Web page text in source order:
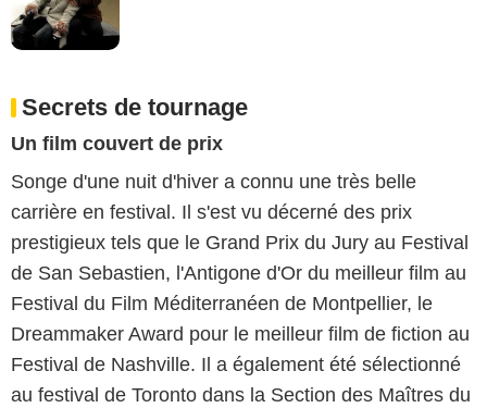
Secrets de tournage
Un film couvert de prix
Songe d'une nuit d'hiver a connu une très belle
carrière en festival. Il s'est vu décerné des prix
prestigieux tels que le Grand Prix du Jury au Festival
de San Sebastien, l'Antigone d'Or du meilleur film au
Festival du Film Méditerranéen de Montpellier, le
Dreammaker Award pour le meilleur film de fiction au
Festival de Nashville. Il a également été sélectionné
au festival de Toronto dans la Section des Maîtres du